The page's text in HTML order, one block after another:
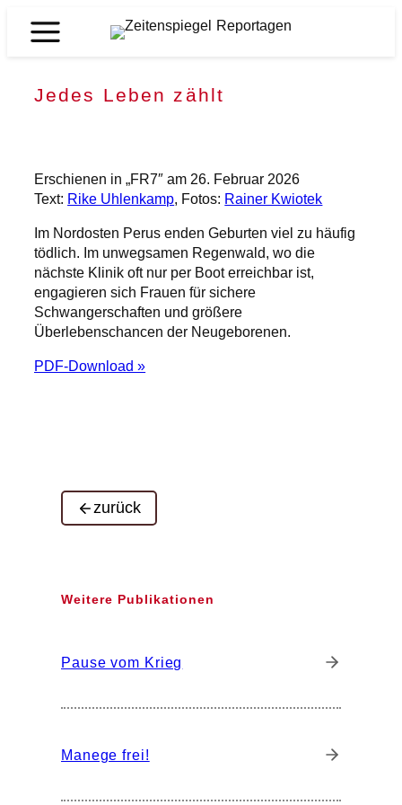
Inhalt
Zeitenspiegel
Jedes Leben zählt
Erschienen in „FR7″ am 26. Februar 2026
Text: Rike Uhlenkamp, Fotos: Rainer Kwiotek
Im Nordosten Perus enden Geburten viel zu häufig
tödlich. Im unwegsamen Regenwald, wo die
nächste Klinik oft nur per Boot erreichbar ist,
engagieren sich Frauen für sichere
Schwangerschaften und größere
Überlebenschancen der Neugeborenen.
PDF-Download »
zurück
Weitere Publikationen
Pause vom Krieg
Manege frei!